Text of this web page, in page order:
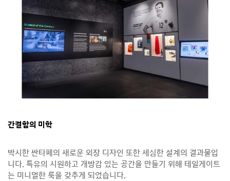
간결함의 미학
박시한 싼타페의 새로운 외장 디자인 또한 세심한 설계의 결과물입
니다. 특유의 시원하고 개방감 있는 공간을 만들기 위해 테일게이트
는 미니멀한 룩을 갖추게 되었습니다.